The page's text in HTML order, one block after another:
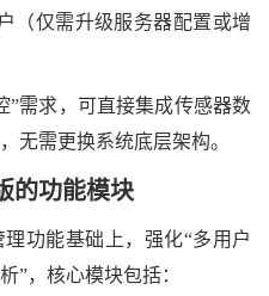
（仅需升级服务器配置或增
”需求，可直接集成传感器数
无需更换系统底层架构。
的功能模块
理功能基础上，强化“多用户
”，核心模块包括：